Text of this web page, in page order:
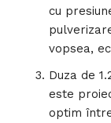
cu
vopsea,
Duza de
este
optim